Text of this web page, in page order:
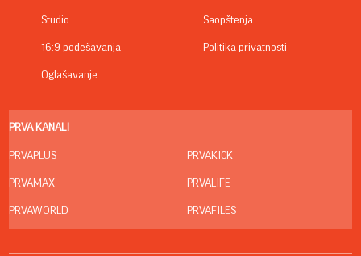
Studio
16:9 podešavanja
Oglašavanje
Saopštenja
Politika privatnosti
PRVA KANALI
PRVAPLUS
PRVAMAX
PRVAWORLD
PRVAKICK
PRVALIFE
PRVAFILES